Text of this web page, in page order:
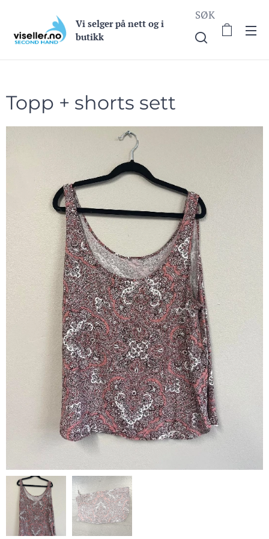
Vi selger på nett og i
butikk
SØK
Topp + shorts sett